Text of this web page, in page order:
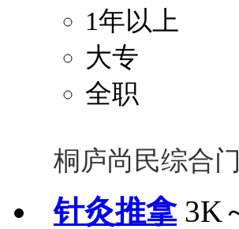
1年以上
大专
全职
桐庐尚民综合
针灸推拿 3K